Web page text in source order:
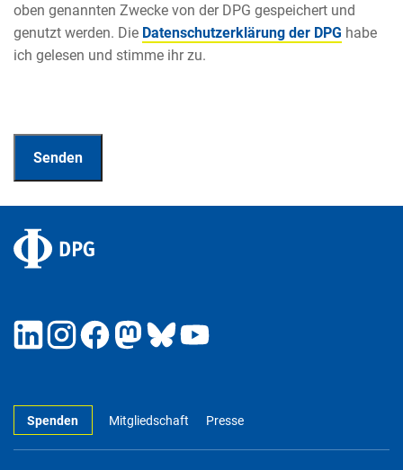
oben genannten Zwecke von der DPG gespeichert und
genutzt werden. Die Datenschutzerklärung der DPG habe
ich gelesen und stimme ihr zu.
Spenden Mitgliedschaft Presse